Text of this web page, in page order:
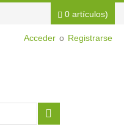
Acceder o Registrarse
0 artículos)